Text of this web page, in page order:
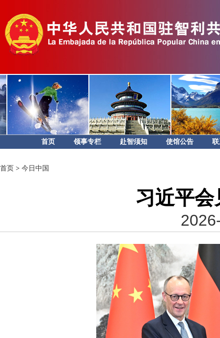
首页 领事专栏 赴智须知 使馆公告
首页 > 今日中国
习近平